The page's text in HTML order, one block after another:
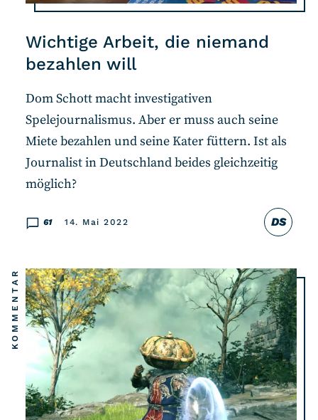
Wichtige Arbeit, die niemand
bezahlen will
DS
61 14. Mai 2022
Dom Schott macht investigativen
Spelejournalismus. Aber er muss auch seine
Miete bezahlen und seine Kater füttern. Ist als
Journalist in Deutschland beides gleichzeitig
möglich?
KOMMENTAR